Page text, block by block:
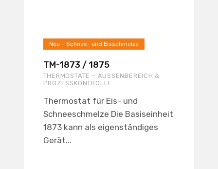
Neu – Schnee- und Eisschmelze
TM-1873 / 1875
THERMOSTATE – AUSSENBEREICH & P
ROZESSKONTROLLE
Thermostat für Eis- und
Schneeschmelze Die Basiseinheit
1873 kann als eigenständiges
Gerät...